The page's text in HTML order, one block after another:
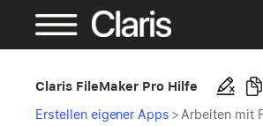
Claris FileMaker Pro Hilfe
Erstellen eigener Apps > Arbeiten mit